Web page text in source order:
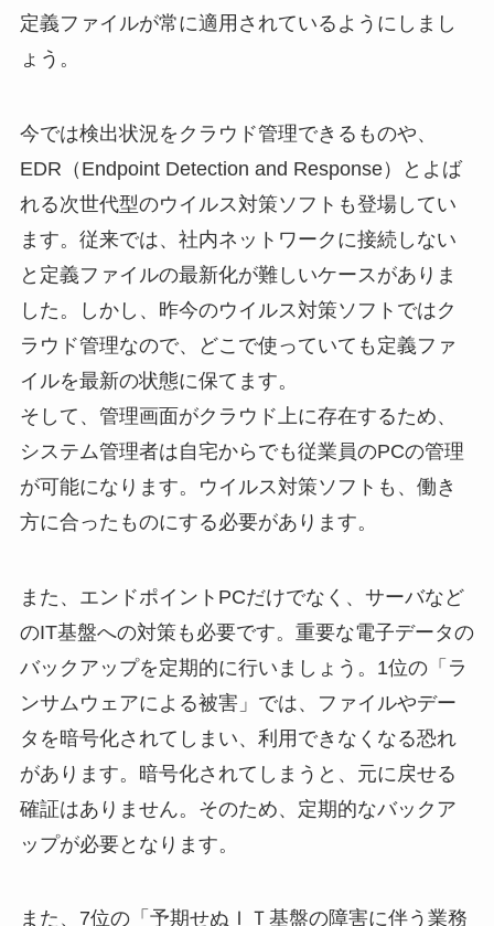
定義ファイルが常に適用されているようにしまし
ょう。
今では検出状況をクラウド管理できるものや、
EDR（Endpoint Detection and Response）とよば
れる次世代型のウイルス対策ソフトも登場してい
ます。従来では、社内ネットワークに接続しない
と定義ファイルの最新化が難しいケースがありま
した。しかし、昨今のウイルス対策ソフトではク
ラウド管理なので、どこで使っていても定義ファ
イルを最新の状態に保てます。
そして、管理画面がクラウド上に存在するため、
システム管理者は自宅からでも従業員のPCの管理
が可能になります。ウイルス対策ソフトも、働き
方に合ったものにする必要があります。
また、エンドポイントPCだけでなく、サーバなど
のIT基盤への対策も必要です。重要な電子データの
バックアップを定期的に行いましょう。1位の「ラ
ンサムウェアによる被害」では、ファイルやデー
タを暗号化されてしまい、利用できなくなる恐れ
があります。暗号化されてしまうと、元に戻せる
確証はありません。そのため、定期的なバックア
ップが必要となります。
また、7位の「予期せぬＩＴ基盤の障害に伴う業務